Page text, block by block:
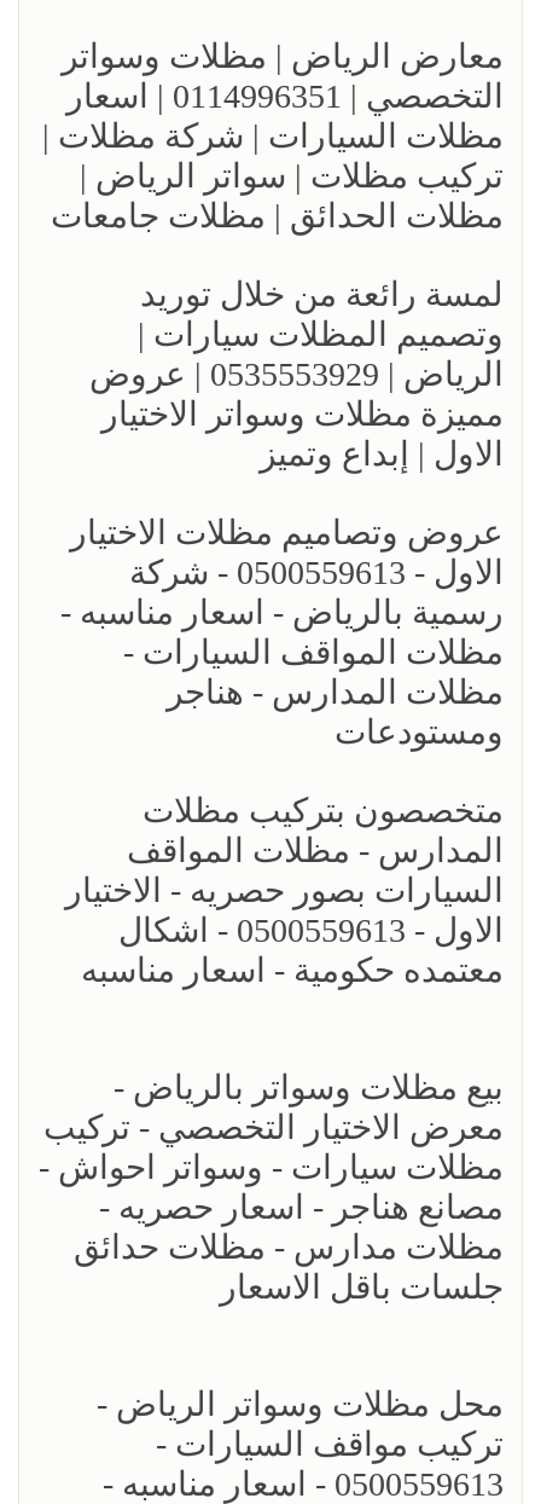
معارض الرياض | مظلات وسواتر
التخصصي | 0114996351 | اسعار
مظلات السيارات | شركة مظلات |
تركيب مظلات | سواتر الرياض |
مظلات الحدائق | مظلات جامعات
لمسة رائعة من خلال توريد
وتصميم المظلات سيارات |
الرياض | 0535553929 | عروض
مميزة مظلات وسواتر الاختيار
الاول | إبداع وتميز
عروض وتصاميم مظلات الاختيار
الاول - 0500559613 - شركة
رسمية بالرياض - اسعار مناسبه -
مظلات المواقف السيارات -
مظلات المدارس - هناجر
ومستودعات
متخصصون بتركيب مظلات
المدارس - مظلات المواقف
السيارات بصور حصريه - الاختيار
الاول - 0500559613 - اشكال
معتمده حكومية - اسعار مناسبه
بيع مظلات وسواتر بالرياض -
معرض الاختيار التخصصي - تركيب
مظلات سيارات - وسواتر احواش -
مصانع هناجر - اسعار حصريه -
مظلات مدارس - مظلات حدائق
جلسات باقل الاسعار
محل مظلات وسواتر الرياض -
تركيب مواقف السيارات -
0500559613 - اسعار مناسبه -